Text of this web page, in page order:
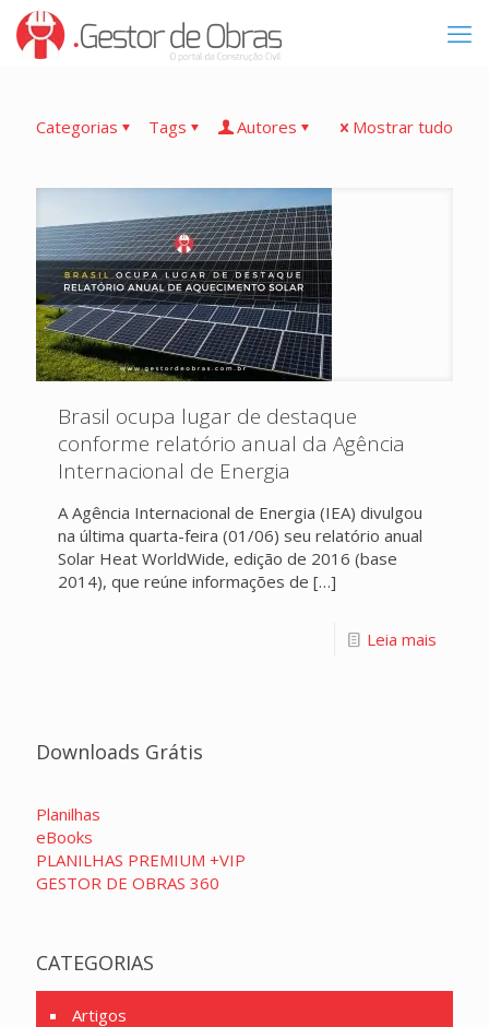
Categorias Tags Autores Mostrar tudo
Brasil ocupa lugar de destaque
conforme relatório anual da Agência
Internacional de Energia
A Agência Internacional de Energia (IEA) divulgou
na última quarta-feira (01/06) seu relatório anual
Solar Heat WorldWide, edição de 2016 (base
2014), que reúne informações de […]
Leia mais
Downloads Grátis
Planilhas
eBooks
PLANILHAS PREMIUM +VIP
GESTOR DE OBRAS 360
CATEGORIAS
Artigos